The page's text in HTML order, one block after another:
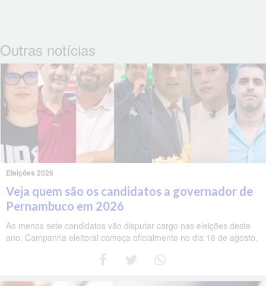
Outras notícias
Eleições 2026
Veja quem são os candidatos a governador de
Pernambuco em 2026
Ao menos sete candidatos vão disputar cargo nas eleições deste
ano. Campanha eleitoral começa oficialmente no dia 16 de agosto.